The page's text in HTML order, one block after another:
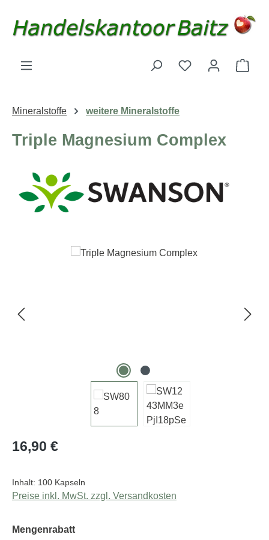
Du hast 0
Mineralstoffe weitere Mineralstoffe
Triple Magnesium Complex
Bildergalerie überspringen
Regulärer Preis:
16,90 €
Inhalt: 100 Kapseln
Preise inkl. MwSt. zzgl. Versandkosten
Mengenrabattauswählen